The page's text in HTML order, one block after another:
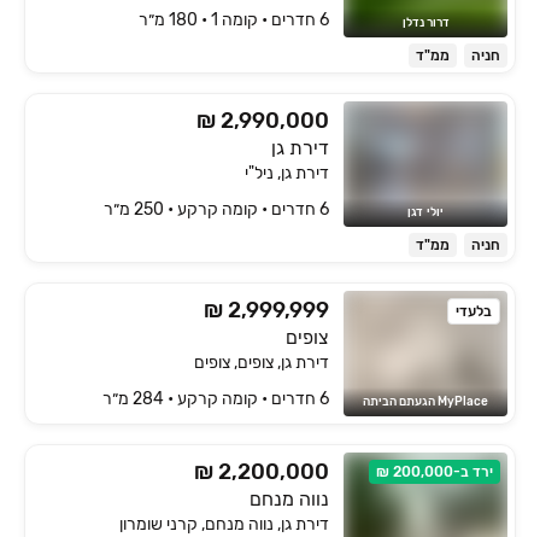
דרור נדלן
6 חדרים • קומה ‎1‏ • 180 מ״ר
חניה ממ"ד
יולי דגן
₪ 2,990,000
דירת גן
דירת גן, ניל"י
6 חדרים • קומה ‎קרקע‏ • 250 מ״ר
חניה ממ"ד
בלעדי
MyPlace הגעתם הביתה
₪ 2,999,999
צופים
דירת גן, צופים, צופים
6 חדרים • קומה ‎קרקע‏ • 284 מ״ר
ירד ב-200,000 ₪ ₪ 2,200,000
נווה מנחם
דירת גן, נווה מנחם, קרני שומרון